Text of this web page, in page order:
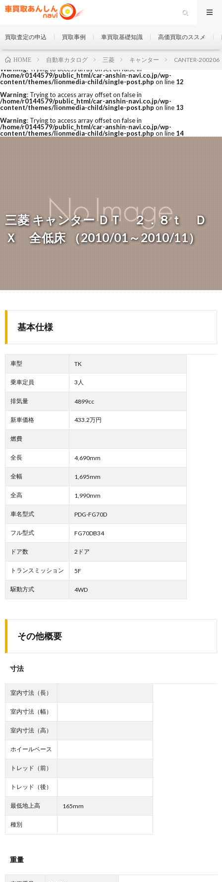
Warning: Trying to access array offset on false in
/home/r0144579/public_html/car-anshin-navi.co.jp/wp-
content/themes/lionmedia-child/single-post.php on line 12
Warning: Trying to access array offset on false in
/home/r0144579/public_html/car-anshin-navi.co.jp/wp-
content/themes/lionmedia-child/single-post.php on line 13
Warning: Trying to access array offset on false in
/home/r0144579/public_html/car-anshin-navi.co.jp/wp-
content/themes/lionmedia-child/single-post.php on line 14
買取査定の申込 買取事例 車買取基礎知識 高価買取のススメ
三菱 キャンター ＤＴ ２．８ｔ Ｄ
Ｘ 全低床 （2010/01～2010/11）
HOME 自動車カタログ 三菱 キャンター CANTER-200206
基本仕様
車型 TK
乗車定員 3人
排気量 4899cc
新車価格 433.2万円
燃費
全長 4,690mm
全幅 1,695mm
全高 1,990mm
車名型式 PDG-FG70D
フル型式 FG70DB34
ドア数 2ドア
トランスミッション 5F
駆動方式 4WD
その他概要
寸法
室内寸法（長）
室内寸法（幅）
室内寸法（高）
ホイールベース
トレッド（前）
トレッド（後）
最低地上高 165mm
種別
重量